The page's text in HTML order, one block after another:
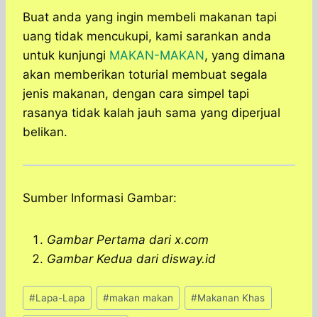
Buat anda yang ingin membeli makanan tapi
uang tidak mencukupi, kami sarankan anda
untuk kunjungi MAKAN-MAKAN, yang dimana
akan memberikan toturial membuat segala
jenis makanan, dengan cara simpel tapi
rasanya tidak kalah jauh sama yang diperjual
belikan.
Sumber Informasi Gambar:
Gambar Pertama dari x.com
Gambar Kedua dari disway.id
Post
Tags:
#Lapa-Lapa #makan makan #Makanan Khas